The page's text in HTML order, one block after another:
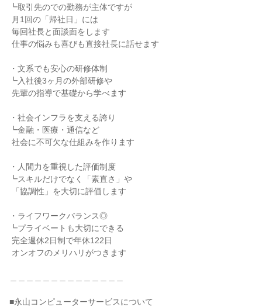
┗取引先のでの勤務が主体ですが
・文系でも安心の研修体制
┗入社後3ヶ月の外部研修や
・社会インフラを支える誇り
┗金融・医療・通信など
・人間力を重視した評価制度
┗スキルだけでなく「素直さ」や
・ライフワークバランス◎
┗プライベートも大切にできる
■永山コンピューターサービスについて